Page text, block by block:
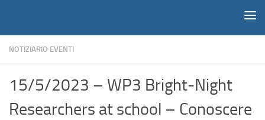
NOTIZIARIO EVENTI
15/5/2023 – WP3 Bright-Night
Researchers at school – Conoscere